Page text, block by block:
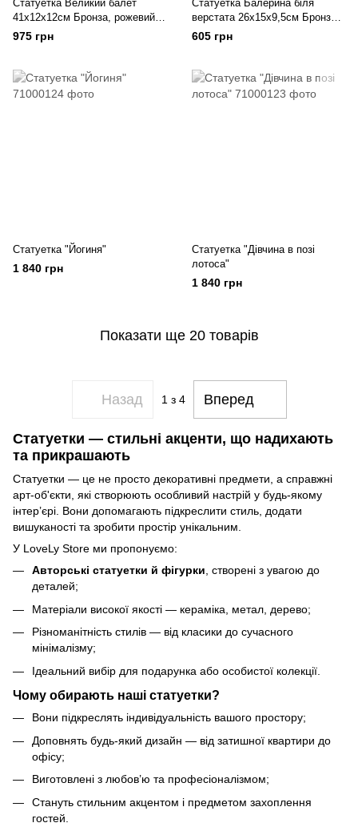
Статуетка Великий балет
41х12х12см Бронза, рожевий
Полістоун 6201489 Китай
975 грн
Статуетка Балерина біля
верстата 26х15х9,5см Бронза,
рожевий Полістоун 6201488
Китай, Статуетка
605 грн
Статуетка "Йогиня"
1 840 грн
Статуетка "Дівчина в позі
лотоса"
1 840 грн
Показати ще 20 товарів
Назад 1 з 4 Вперед
Статуетки — стильні акценти, що надихають
та прикрашають
Статуетки — це не просто декоративні предмети, а справжні
арт-об'єкти, які створюють особливий настрій у будь-якому
інтер’єрі. Вони допомагають підкреслити стиль, додати
вишуканості та зробити простір унікальним.
У LoveLy Store ми пропонуємо:
Авторські статуетки й фігурки, створені з увагою до
деталей;
Матеріали високої якості — кераміка, метал, дерево;
Різноманітність стилів — від класики до сучасного
мінімалізму;
Ідеальний вибір для подарунка або особистої колекції.
Чому обирають наші статуетки?
Вони підкреслять індивідуальність вашого простору;
Доповнять будь-який дизайн — від затишної квартири до
офісу;
Виготовлені з любов’ю та професіоналізмом;
Стануть стильним акцентом і предметом захоплення
гостей.